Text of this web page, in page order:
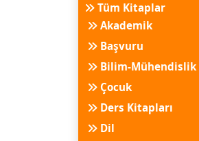
Tüm Kitaplar
Akademik
Başvuru
Bilim-Mühendislik
Çocuk
Ders Kitapları
Dil